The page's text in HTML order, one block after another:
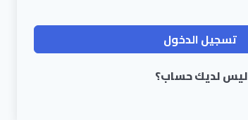
تسجيل الدخول
ليس لديك حساب؟